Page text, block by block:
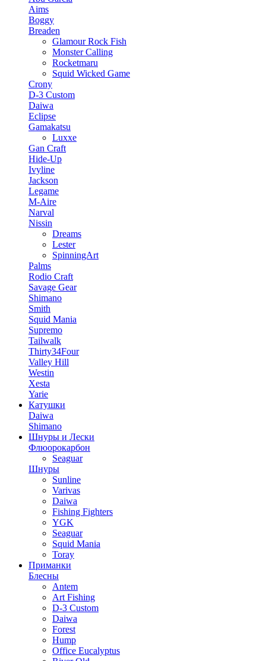
Aims
Boggy
Breaden
Glamour Rock Fish
Monster Calling
Rocketmaru
Squid Wicked Game
Crony
D-3 Custom
Daiwa
Eclipse
Gamakatsu
Luxxe
Gan Craft
Hide-Up
Ivyline
Jackson
Legame
M-Aire
Narval
Nissin
Dreams
Lester
SpinningArt
Palms
Rodio Craft
Savage Gear
Shimano
Smith
Squid Mania
Supremo
Tailwalk
Thirty34Four
Valley Hill
Westin
Xesta
Yarie
Катушки
Daiwa
Shimano
Шнуры и Лески
Флюорокарбон
Seaguar
Шнуры
Sunline
Varivas
Daiwa
Fishing Fighters
YGK
Seaguar
Squid Mania
Toray
Приманки
Блесны
Antem
Art Fishing
D-3 Custom
Daiwa
Forest
Hump
Office Eucalyptus